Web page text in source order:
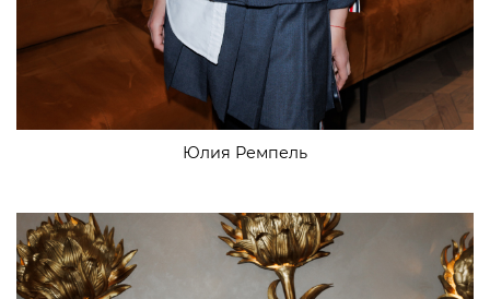
Юлия Ремпель